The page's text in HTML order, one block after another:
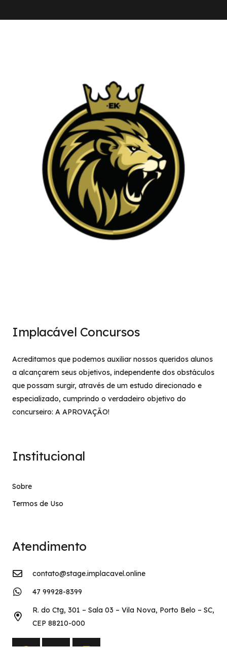
Implacável Concursos
Acreditamos que podemos auxiliar nossos queridos alunos
a alcançarem seus objetivos, independente dos obstáculos
que possam surgir, através de um estudo direcionado e
especializado, cumprindo o verdadeiro objetivo do
concurseiro: A APROVAÇÃO!
Institucional
Sobre
Termos de Uso
Atendimento
contato@stage.implacavel.online
47 99928-8399
R. do Ctg, 301 – Sala 03 – Vila Nova, Porto Belo – SC,
CEP 88210-000